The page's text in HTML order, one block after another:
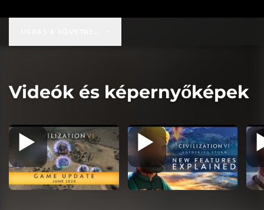
Videók és képernyőképek